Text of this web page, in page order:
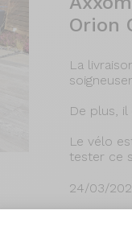
Orion
La
De plus,
Le vélo
tester ce
24/03/